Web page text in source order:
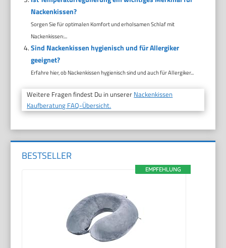
Nackenkissen?
Sorgen Sie für optimalen Komfort und erholsamen Schlaf mit
Nackenkissen:...
Sind Nackenkissen hygienisch und für Allergiker
geeignet?
Erfahre hier, ob Nackenkissen hygienisch sind und auch für Allergiker...
Weitere Fragen findest Du in unserer Nackenkissen
Kaufberatung FAQ-Übersicht.
BESTSELLER
EMPFEHLUNG